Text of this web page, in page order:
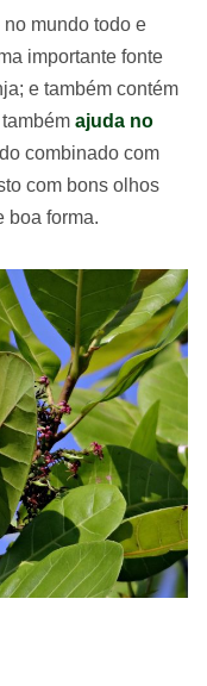
mundo todo e
importante fonte
e também contém
ajuda no
combinado com
com bons olhos
boa forma.